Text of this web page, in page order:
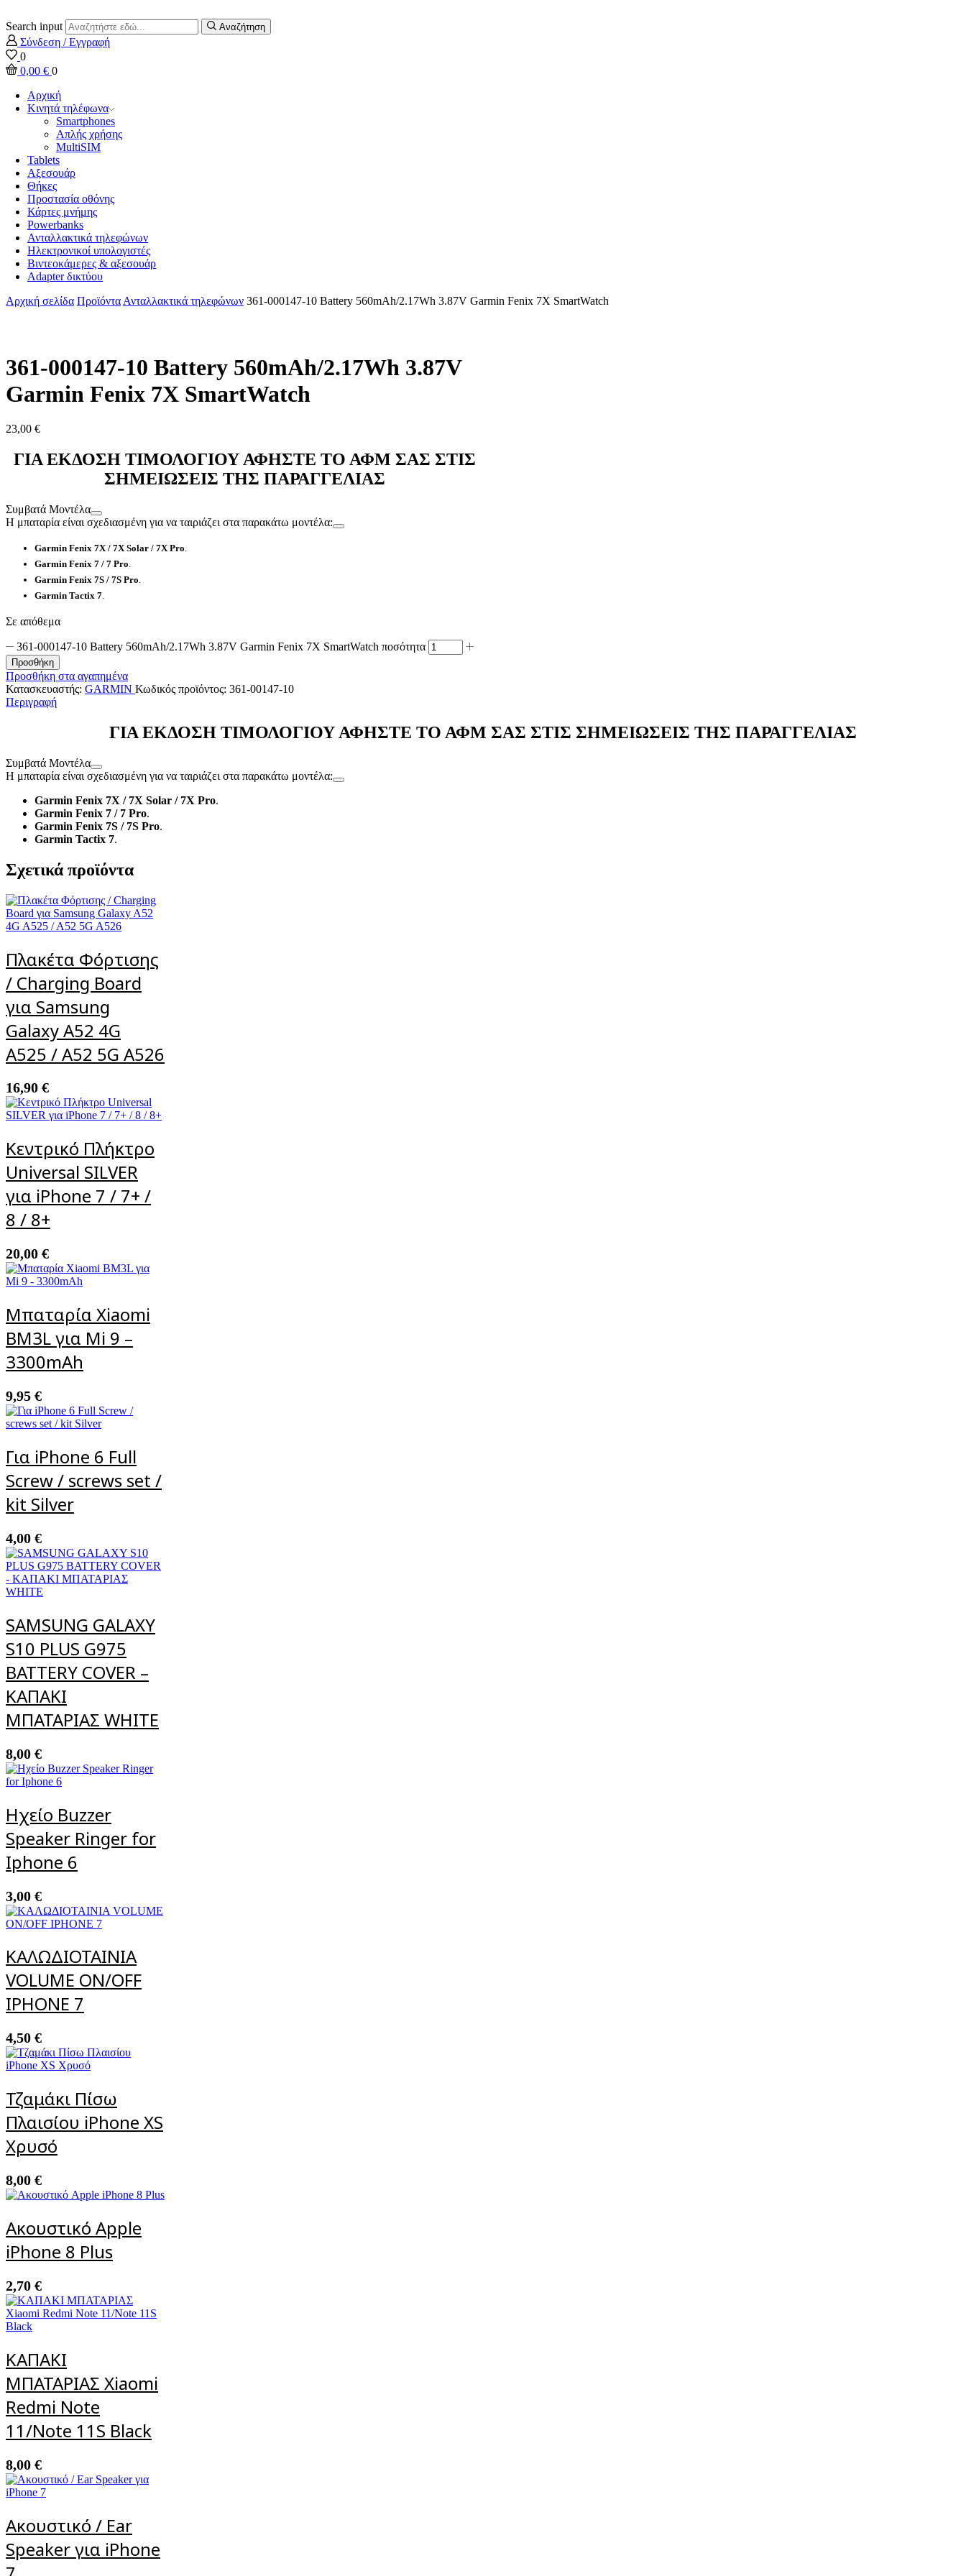
Search input Αναζήτηση
Σύνδεση / Εγγραφή
0
0,00 € 0
Αρχική
Κινητά τηλέφωνα
Smartphones
Απλής χρήσης
MultiSIM
Tablets
Αξεσουάρ
Θήκες
Προστασία οθόνης
Κάρτες μνήμης
Powerbanks
Ανταλλακτικά τηλεφώνων
Ηλεκτρονικοί υπολογιστές
Βιντεοκάμερες & αξεσουάρ
Adapter δικτύου
Αρχική σελίδα Προϊόντα Ανταλλακτικά τηλεφώνων 361-000147-10 Battery 560mAh/2.17Wh 3.87V Garmin Fenix 7X SmartWatch
361-000147-10 Battery 560mAh/2.17Wh 3.87V
Garmin Fenix 7X SmartWatch
23,00 €
ΓΙΑ ΕΚΔΟΣΗ ΤΙΜΟΛΟΓΙΟΥ ΑΦΗΣΤΕ ΤΟ ΑΦΜ ΣΑΣ ΣΤΙΣ
ΣΗΜΕΙΩΣΕΙΣ ΤΗΣ ΠΑΡΑΓΓΕΛΙΑΣ
Συμβατά Μοντέλα
Η μπαταρία είναι σχεδιασμένη για να ταιριάζει στα παρακάτω μοντέλα:
Garmin Fenix 7X / 7X Solar / 7X Pro.
Garmin Fenix 7 / 7 Pro.
Garmin Fenix 7S / 7S Pro.
Garmin Tactix 7.
Σε απόθεμα
361-000147-10 Battery 560mAh/2.17Wh 3.87V Garmin Fenix 7X SmartWatch ποσότητα
Προσθήκη
Προσθήκη στα αγαπημένα
Κατασκευαστής: GARMIN Κωδικός προϊόντος: 361-00147-10
Περιγραφή
ΓΙΑ ΕΚΔΟΣΗ ΤΙΜΟΛΟΓΙΟΥ ΑΦΗΣΤΕ ΤΟ ΑΦΜ ΣΑΣ ΣΤΙΣ ΣΗΜΕΙΩΣΕΙΣ ΤΗΣ ΠΑΡΑΓΓΕΛΙΑΣ
Συμβατά Μοντέλα
Η μπαταρία είναι σχεδιασμένη για να ταιριάζει στα παρακάτω μοντέλα:
Garmin Fenix 7X / 7X Solar / 7X Pro.
Garmin Fenix 7 / 7 Pro.
Garmin Fenix 7S / 7S Pro.
Garmin Tactix 7.
Σχετικά προϊόντα
Πλακέτα Φόρτισης
/ Charging Board
για Samsung
Galaxy A52 4G
A525 / A52 5G A526
16,90 €
Κεντρικό Πλήκτρο
Universal SILVER
για iPhone 7 / 7+ /
8 / 8+
20,00 €
Μπαταρία Xiaomi
BM3L για Mi 9 –
3300mAh
9,95 €
Για iPhone 6 Full
Screw / screws set /
kit Silver
4,00 €
SAMSUNG GALAXY
S10 PLUS G975
BATTERY COVER –
ΚΑΠΑΚΙ
ΜΠΑΤΑΡΙΑΣ WHITE
8,00 €
Ηχείο Buzzer
Speaker Ringer for
Iphone 6
3,00 €
ΚΑΛΩΔΙΟΤΑΙΝΙΑ
VOLUME ON/OFF
IPHONE 7
4,50 €
Τζαμάκι Πίσω
Πλαισίου iPhone XS
Χρυσό
8,00 €
Ακουστικό Apple
iPhone 8 Plus
2,70 €
ΚΑΠΑΚΙ
ΜΠΑΤΑΡΙΑΣ Xiaomi
Redmi Note
11/Note 11S Black
8,00 €
Ακουστικό / Ear
Speaker για iPhone